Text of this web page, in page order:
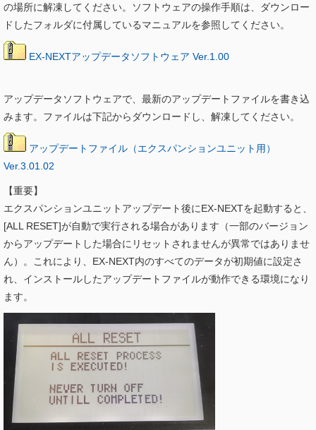
の場所に解凍してください。ソフトウェアの操作手順は、ダウンロー
ドしたフォルダに付属しているマニュアルを参照してください。
EX-NEXTアップデータソフトウェア Ver.1.00
アップデータソフトウェアで、最新のアップデートファイルを書き込
みます。ファイルは下記からダウンロードし、解凍してください。
アップデートファイル（エクスパンションユニット用）
Ver.3.01.02
【重要】
エクスパンションユニットアップデート後にEX-NEXTを起動すると、
[ALL RESET]が自動で実行される場合があります（一部のバージョン
からアップデートした場合にリセットされませんが異常ではありませ
ん）。これにより、EX-NEXT内のすべてのデータが初期値に設定さ
れ、インストールしたアップデートファイルが動作できる環境になり
ます。